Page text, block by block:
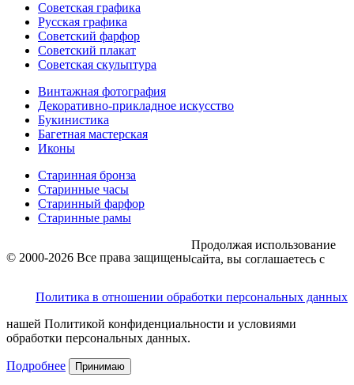
Советская графика
Русская графика
Советский фарфор
Советский плакат
Советская скульптура
Винтажная фотография
Декоративно-прикладное искусство
Букинистика
Багетная мастерская
Иконы
Старинная бронза
Старинные часы
Старинный фарфор
Старинные рамы
© 2000-2026 Все права защищены
Политика в отношении обработки персональных данных
Продолжая использование
сайта, вы соглашаетесь с
нашей Политикой конфиденциальности и условиями
обработки персональных данных.
Подробнее Принимаю